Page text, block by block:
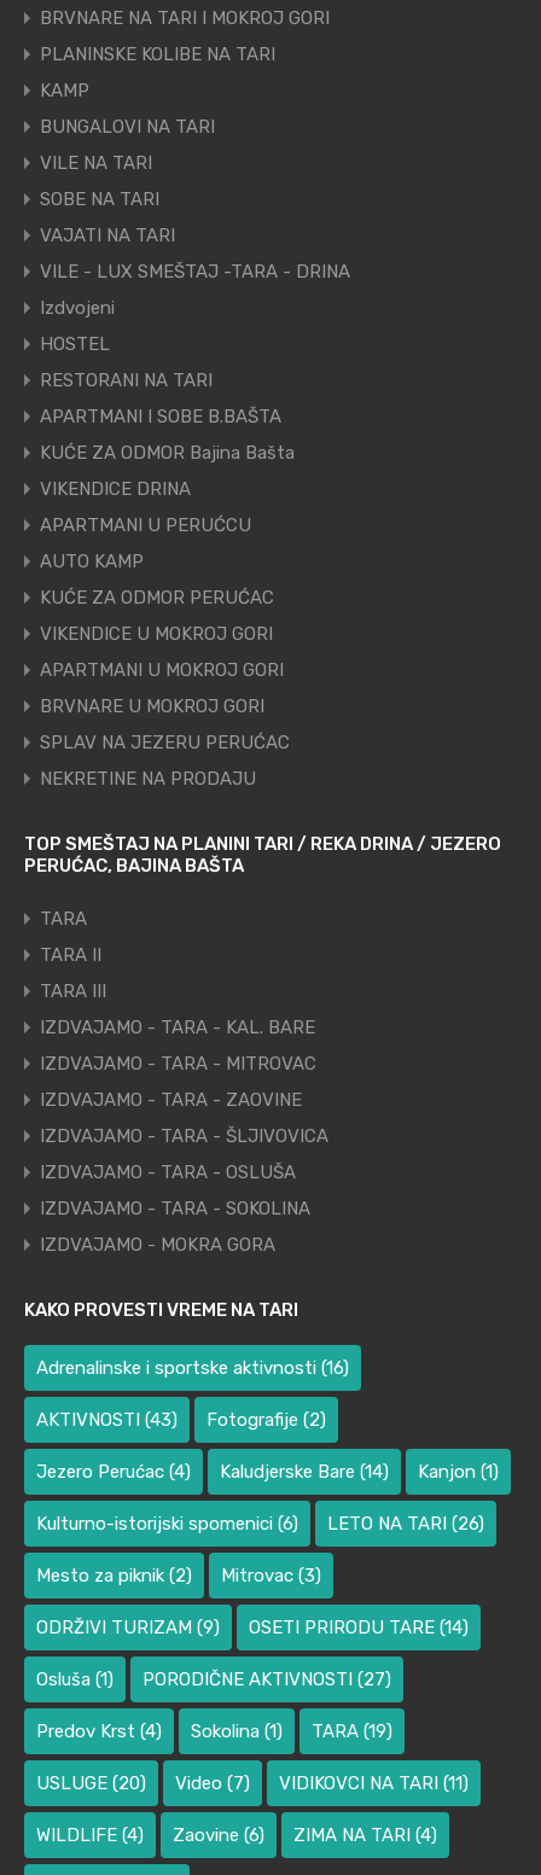
BRVNARE NA TARI I MOKROJ GORI
PLANINSKE KOLIBE NA TARI
KAMP
BUNGALOVI NA TARI
VILE NA TARI
SOBE NA TARI
VAJATI NA TARI
VILE - LUX SMEŠTAJ -TARA - DRINA
Izdvojeni
HOSTEL
RESTORANI NA TARI
APARTMANI I SOBE B.BAŠTA
KUĆE ZA ODMOR Bajina Bašta
VIKENDICE DRINA
APARTMANI U PERUĆCU
AUTO KAMP
KUĆE ZA ODMOR PERUĆAC
VIKENDICE U MOKROJ GORI
APARTMANI U MOKROJ GORI
BRVNARE U MOKROJ GORI
SPLAV NA JEZERU PERUĆAC
NEKRETINE NA PRODAJU
TOP SMEŠTAJ NA PLANINI TARI / REKA DRINA / JEZERO
PERUĆAC, BAJINA BAŠTA
TARA
TARA II
TARA III
IZDVAJAMO - TARA - KAL. BARE
IZDVAJAMO - TARA - MITROVAC
IZDVAJAMO - TARA - ZAOVINE
IZDVAJAMO - TARA - ŠLJIVOVICA
IZDVAJAMO - TARA - OSLUŠA
IZDVAJAMO - TARA - SOKOLINA
IZDVAJAMO - MOKRA GORA
KAKO PROVESTI VREME NA TARI
Adrenalinske i sportske aktivnosti (16)
AKTIVNOSTI (43) Fotografije (2)
Jezero Perućac (4) Kaludjerske Bare (14) Kanjon (1)
Kulturno-istorijski spomenici (6) LETO NA TARI (26)
Mesto za piknik (2) Mitrovac (3)
ODRŽIVI TURIZAM (9) OSETI PRIRODU TARE (14)
Osluša (1) PORODIČNE AKTIVNOSTI (27)
Predov Krst (4) Sokolina (1) TARA (19)
USLUGE (20) Video (7) VIDIKOVCI NA TARI (11)
WILDLIFE (4) Zaovine (6) ZIMA NA TARI (4)